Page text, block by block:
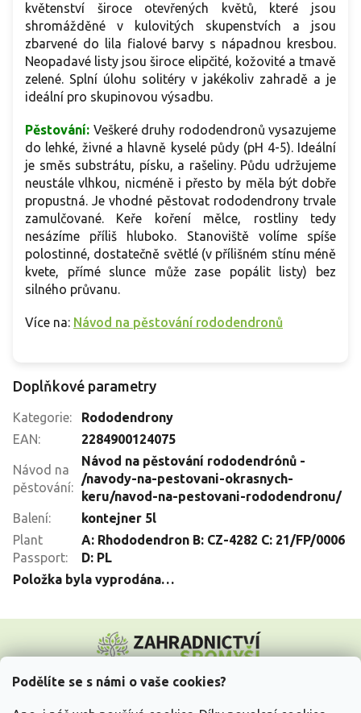
Podělíte se s námi o vaše cookies?
květenství široce otevřených květů, které jsou
shromážděné v kulovitých skupenstvích a jsou
zbarvené do lila fialové barvy s nápadnou kresbou.
Neopadavé listy jsou široce elipčité, kožovité a tmavě
zelené. Splní úlohu solitéry v jakékoliv zahradě a je
ideální pro skupinovou výsadbu.
Pěstování: Veškeré druhy rododendronů vysazujeme
do lehké, živné a hlavně kyselé půdy (pH 4-5). Ideální
je směs substrátu, písku, a rašeliny. Půdu udržujeme
neustále vlhkou, nicméně i přesto by měla být dobře
propustná. Je vhodné pěstovat rododendrony trvale
zamulčované. Keře koření mělce, rostliny tedy
nesázíme příliš hluboko. Stanoviště volíme spíše
polostinné, dostatečně světlé (v přílišném stínu méně
kvete, přímé slunce může zase popálit listy) bez
silného průvanu.
Více na: Návod na pěstování rododendronů
Doplňkové parametry
Kategorie:
Rododendrony
EAN: 2284900124075
Návod na
pěstování:
Návod na pěstování rododendrónů -
/navody-na-pestovani-okrasnych-
keru/navod-na-pestovani-rododendronu/
Balení:
kontejner 5l
Plant
Passport:
A: Rhododendron B: CZ-4282 C: 21/FP/0006
D: PL
Položka byla vyprodána…
p